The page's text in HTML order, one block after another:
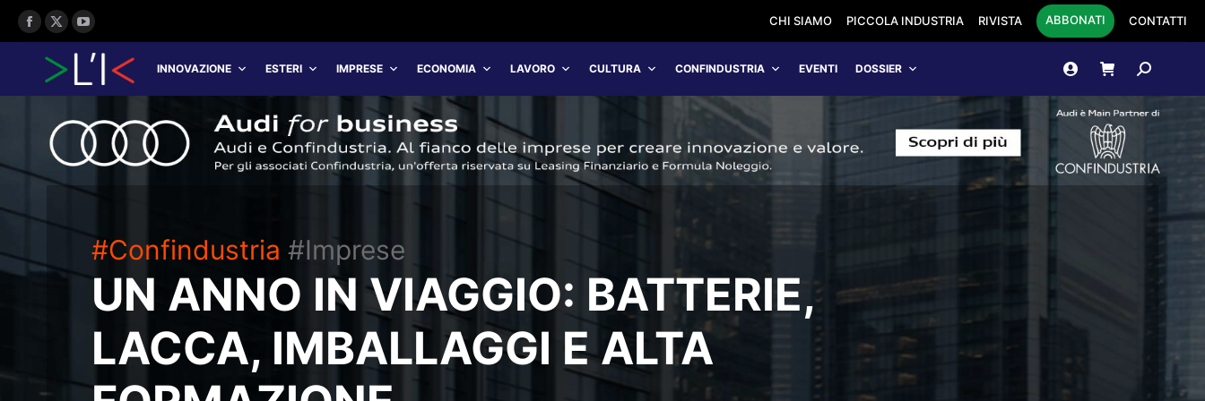
Facebook
page
opens
in
new
window
X
page
opens
in
new
window
YouTube
page
opens
in
new
window
CHI SIAMO PICCOLA INDUSTRIA RIVISTA ABBONATI CONTATTI
INNOVAZIONE ESTERI IMPRESE ECONOMIA LAVORO CULTURA CONFINDUSTRIA EVENTI DOSSIER Cerca:
#Confindustria #Imprese
UN ANNO IN VIAGGIO: BATTERIE,
LACCA, IMBALLAGGI E ALTA